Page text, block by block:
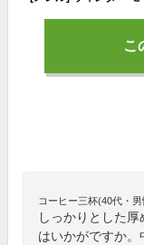
こ
コーヒー三杯(40代・男
しっかりとした
はいかがですか。